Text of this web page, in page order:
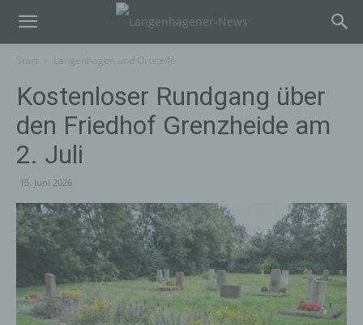
Kostenloser Rundgang über
den Friedhof Grenzheide am
2. Juli
15. Juni 2026